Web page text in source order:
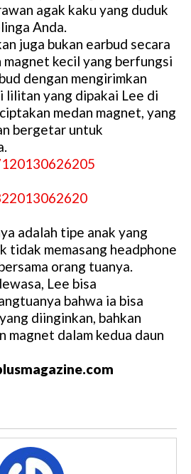
agak kaku yang duduk
Anda.
juga bukan earbud secara
magnet kecil yang berfungsi
dengan mengirimkan
lilitan yang dipakai Lee di
medan magnet, yang
bergetar untuk
adalah tipe anak yang
tidak memasang headphone
orang tuanya.
Lee bisa
bahwa ia bisa
diinginkan, bahkan
magnet dalam kedua daun